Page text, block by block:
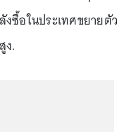
งซื้อในประเทศขยายตัว
ง.